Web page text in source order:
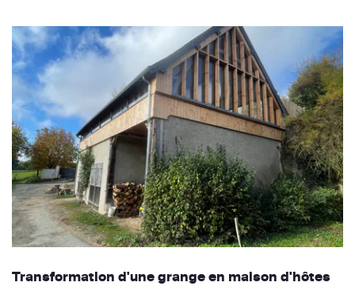
Transformation d'une grange en maison d'hôtes